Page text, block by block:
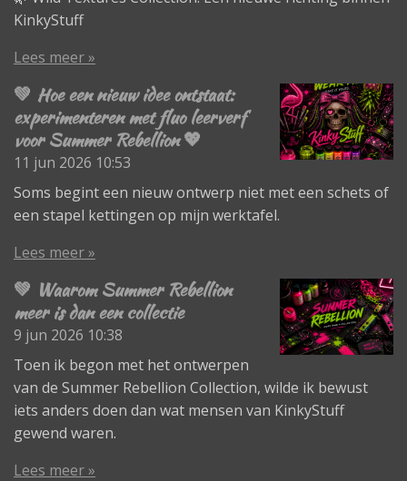
KinkyStuff
Lees meer »
💚 Hoe een nieuw idee ontstaat:
experimenteren met fluo leerverf
voor Summer Rebellion 💖
11 jun 2026 10:53
Soms begint een nieuw ontwerp niet met een schets of
een stapel kettingen op mijn werktafel.
Lees meer »
💚 Waarom Summer Rebellion
meer is dan een collectie
9 jun 2026 10:38
Toen ik begon met het ontwerpen
van de Summer Rebellion Collection, wilde ik bewust
iets anders doen dan wat mensen van KinkyStuff
gewend waren.
Lees meer »